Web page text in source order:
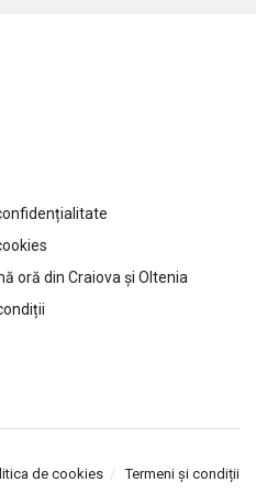
oră din Craiova și Oltenia
de cookies Termeni și condiții